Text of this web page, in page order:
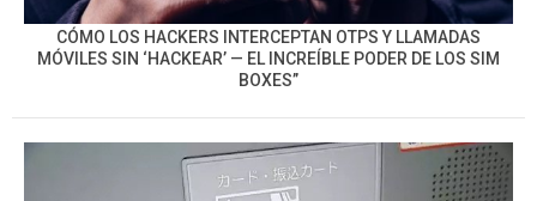
CÓMO LOS HACKERS INTERCEPTAN OTPS Y LLAMADAS
MÓVILES SIN ‘HACKEAR’ — EL INCREÍBLE PODER DE LOS SIM
BOXES”